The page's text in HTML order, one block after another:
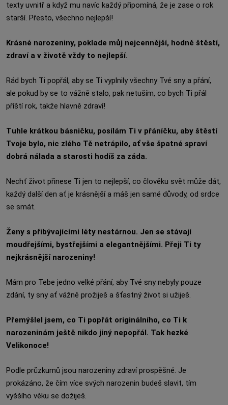
texty uvnitř a když mu navíc každý připomíná, že je zase o rok
starší. Přesto, všechno nejlepší!
Krásné narozeniny, poklade můj nejcennější, hodně štěstí,
zdraví a v životě vždy to nejlepší.
Rád bych Ti popřál, aby se Ti vyplnily všechny Tvé sny a přání,
ale pokud by se to vážně stalo, pak netuším, co bych Ti přál
příští rok, takže hlavně zdraví!
Tuhle krátkou básničku, posílám Ti v přáníčku, aby štěstí
Tvoje bylo, nic zlého Tě netrápilo, ať vše špatné spraví
dobrá nálada a starosti hodíš za záda.
Nechť život přinese Ti jen to nejlepší, co člověku svět může dát,
každý další den ať je krásnější a máš jen samé důvody, od srdce
se smát.
Ženy s přibývajícími léty nestárnou. Jen se stávají
moudřejšími, bystřejšími a elegantnějšími. Přeji Ti ty
nejkrásnější narozeniny!
Mám pro Tebe jedno velké přání, aby Tvé sny nebyly pouze
zdání, ty sny ať vážně prožiješ a šťastný život si užiješ.
Přemýšlel jsem, co Ti popřát originálního, co Ti k
narozeninám ještě nikdo jiný nepopřál. Tak hezké
Velikonoce!
Podle průzkumů jsou narozeniny zdraví prospěšné. Je
prokázáno, že čím více svých narozenin budeš slavit, tím
vyššího věku se dožiješ.